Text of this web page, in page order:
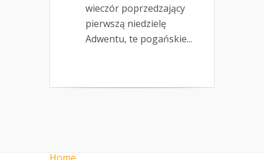
wieczór poprzedzający
pierwszą niedzielę
Adwentu, te pogańskie...